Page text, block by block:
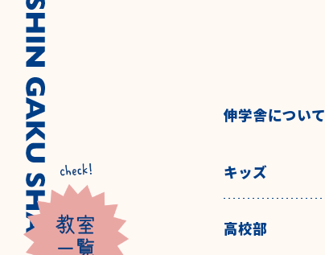
伸学舎について
キッズ
高校部